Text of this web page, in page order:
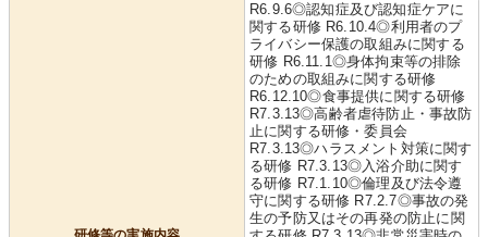
R6.9.6◎認知症及び認知症ケアに
関する研修 R6.10.4◎利用者のプ
ライバシー保護の取組みに関する
研修 R6.11.1◎身体拘束等の排除
のための取組みに関する研修
R6.12.10◎食事提供に関する研修
R7.3.13◎高齢者虐待防止・事故防
止に関する研修・委員会
R7.3.13◎ハラスメント対策に関す
る研修 R7.3.13◎入浴介助に関す
る研修 R7.1.10◎倫理及び法令遵
守に関する研修 R7.2.7◎事故の発
生の予防又はその再発の防止に関